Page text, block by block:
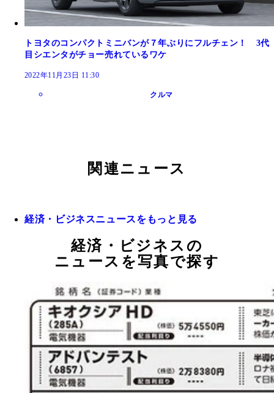
トヨタのコンパクトミニバンが７年ぶりにフルチェン！ 3代
目シエンタがチョー売れているワケ
2022年11月23日 11:30
クルマ
関連ニュース
経済・ビジネスニュースをもっと見る
経済・ビジネスの
ニュースを写真で探す